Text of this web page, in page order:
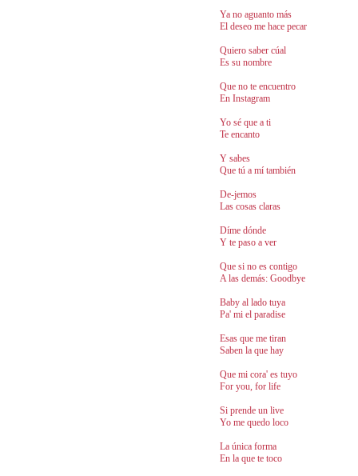
Ya no aguanto más
El deseo me hace pecar
Quiero saber cúal
Es su nombre
Que no te encuentro
En Instagram
Yo sé que a ti
Te encanto
Y sabes
Que tú a mí también
De-jemos
Las cosas claras
Díme dónde
Y te paso a ver
Que si no es contigo
A las demás: Goodbye
Baby al lado tuya
Pa' mi el paradise
Esas que me tiran
Saben la que hay
Que mi cora' es tuyo
For you, for life
Si prende un live
Yo me quedo loco
La única forma
En la que te toco